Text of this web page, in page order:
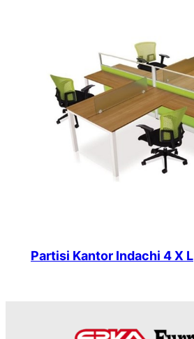
Partisi Kantor Indachi 4 X L